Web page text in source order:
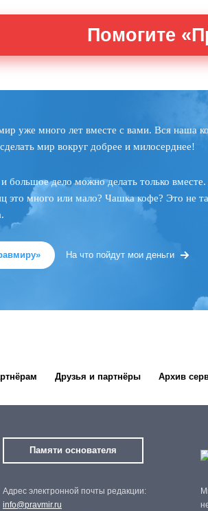
Помогите
уже много лет вместе с вами. Вся наша
мир вокруг добрее и милосерднее!
большое дело можно делать только
это много или мало? Чашка кофе? Это не
На что пойдут мои деньги
Друзья и партнёры Архив
Памяти основателя
Адрес электронной почты редакции:
info@pravmir.ru